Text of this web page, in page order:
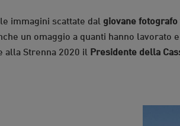
immagini scattate dal giovane
un omaggio a quanti hanno
alla Strenna 2020 il Presidente della